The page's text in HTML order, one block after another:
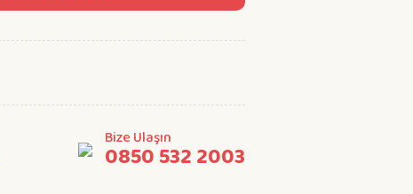
Bize Ulaşın
0850 532 2003